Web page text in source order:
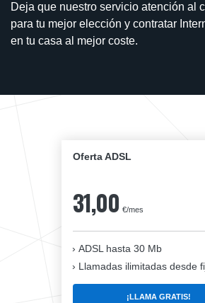
Deja que nuestro servicio atención al
para tu mejor elección y contratar
en tu casa al mejor coste.
Oferta ADSL
31,00 €/mes
ADSL hasta 30 Mb
Llamadas ilimitadas desde
¡LLAMA GRATIS!